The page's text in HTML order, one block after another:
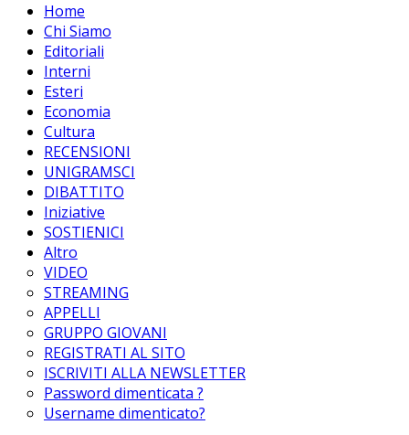
Home
Chi Siamo
Editoriali
Interni
Esteri
Economia
Cultura
RECENSIONI
UNIGRAMSCI
DIBATTITO
Iniziative
SOSTIENICI
Altro
VIDEO
STREAMING
APPELLI
GRUPPO GIOVANI
REGISTRATI AL SITO
ISCRIVITI ALLA NEWSLETTER
Password dimenticata ?
Username dimenticato?